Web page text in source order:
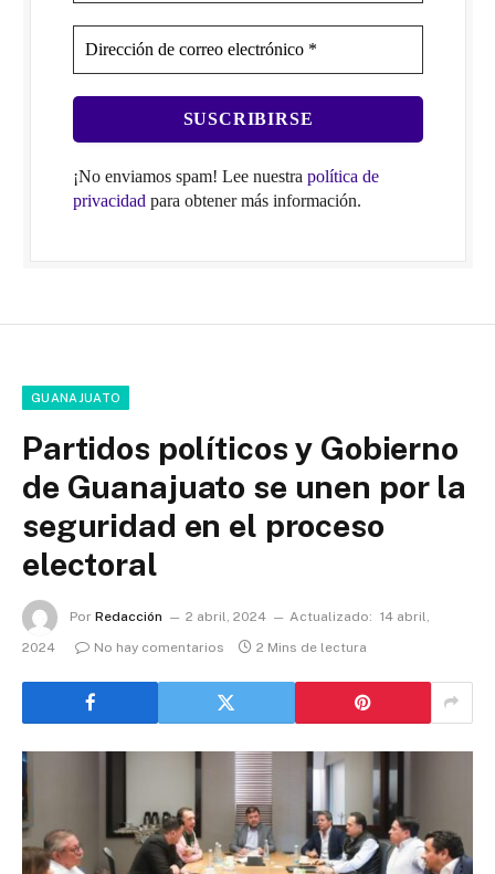
¡No enviamos spam! Lee nuestra política de
privacidad para obtener más información.
GUANAJUATO
Partidos políticos y Gobierno
de Guanajuato se unen por la
seguridad en el proceso
electoral
Por Redacción 2 abril, 2024 Actualizado: 14 abril,
2024
No hay comentarios 2 Mins de lectura